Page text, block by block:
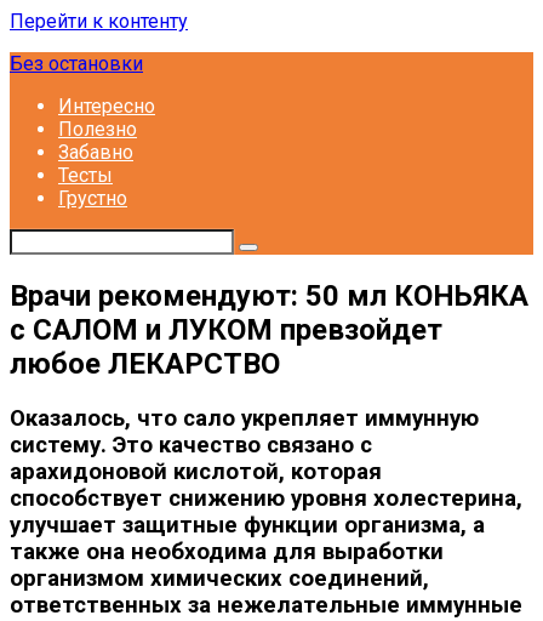
Перейти к контенту
Без остановки
Интересно
Полезно
Забавно
Тесты
Грустно
Врачи рекомендуют: 50 мл КОНЬЯКА
с САЛОМ и ЛУКОМ превзойдет
любое ЛЕКАРСТВО
Оказалось, что сало укрепляет иммунную
систему. Это качество связано с
арахидоновой кислотой, которая
способствует снижению уровня холестерина,
улучшает защитные функции организма, а
также она необходима для выработки
организмом химических соединений,
ответственных за нежелательные иммунные